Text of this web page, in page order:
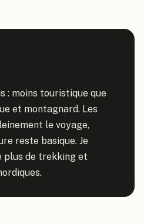
: moins touristique que
et montagnard. Les
le voyage,
reste basique. Je
plus de trekking et